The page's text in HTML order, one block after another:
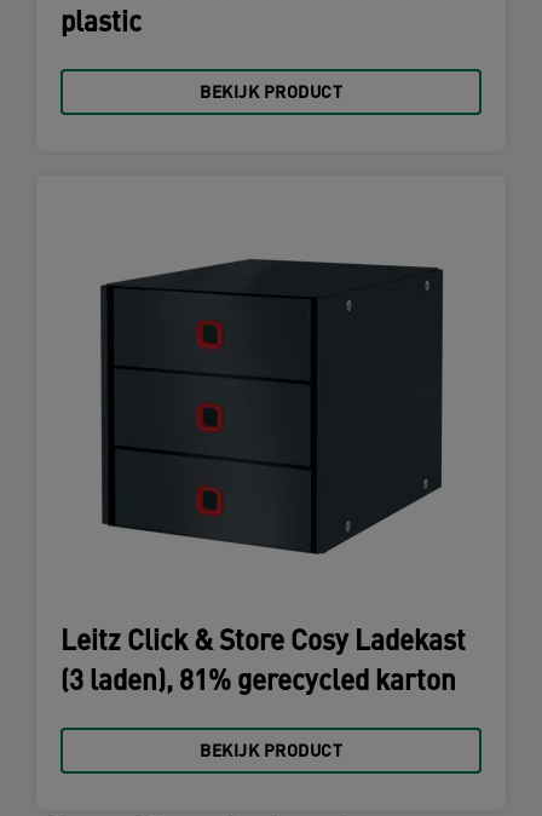
plastic
BEKIJK PRODUCT
Leitz Click & Store Cosy Ladekast
(3 laden), 81% gerecycled karton
BEKIJK PRODUCT